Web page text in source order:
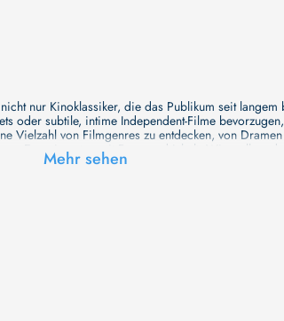
nur Kinoklassiker, die das Publikum seit
subtile, intime Independent-Filme
von Filmgenres zu entdecken, von
zu Experimenten mit Form und Inhalt. Wir wollen,
des unabhängigen Kinos zu zeigen,
vertiefen, was das Ansehen von Filmen zu
Mehr sehen